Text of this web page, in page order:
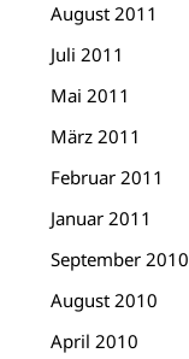
August 2011
Juli 2011
Mai 2011
März 2011
Februar 2011
Januar 2011
September 2010
August 2010
April 2010